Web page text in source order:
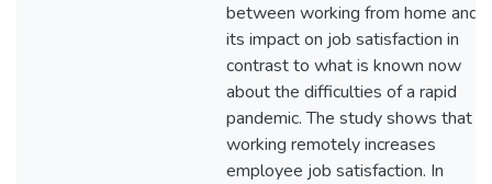
between working from home and
its impact on job satisfaction in
contrast to what is known now
about the difficulties of a rapid
pandemic. The study shows that
working remotely increases
employee job satisfaction. In